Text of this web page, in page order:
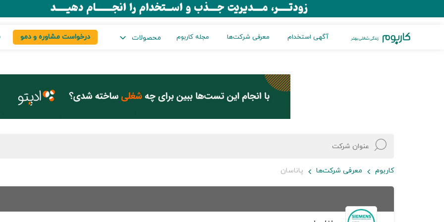
آگهی استخدام معرفی شرکت‌ها مجله کاربوم محصولات درخواست مشاوره و دمو
کاربوم معرفی شرکت‌ها پاناسان